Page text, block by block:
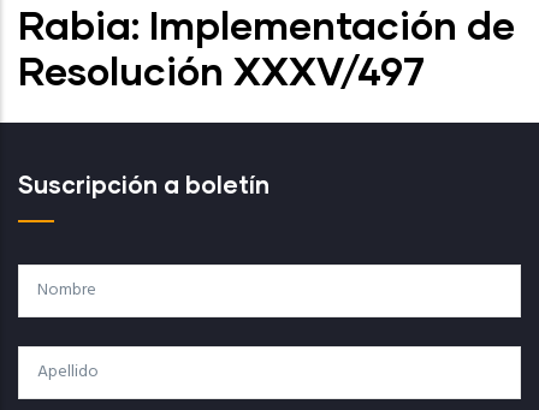
Rabia: Implementación de
Resolución XXXV/497
Suscripción a boletín
Nombre
Apellido